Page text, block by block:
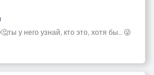
у него узнай, кто это, хотя бы.. 😜